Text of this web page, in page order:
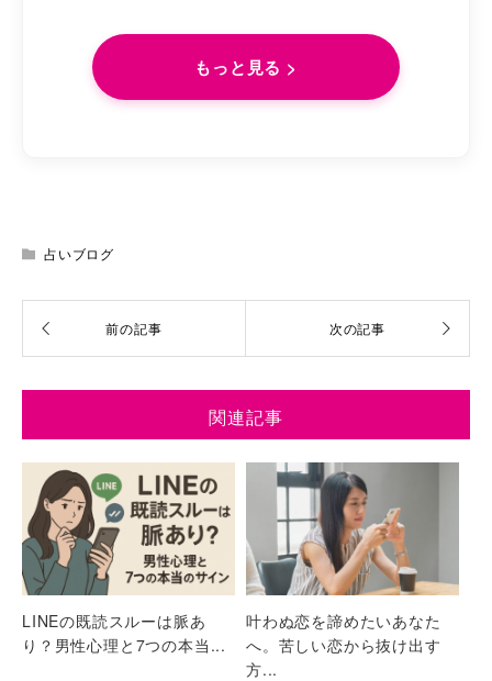
もっと見る >
占いブログ
関連記事
LINEの既読スルーは脈あ
り？男性心理と7つの本当...
叶わぬ恋を諦めたいあなた
へ。苦しい恋から抜け出す
方...